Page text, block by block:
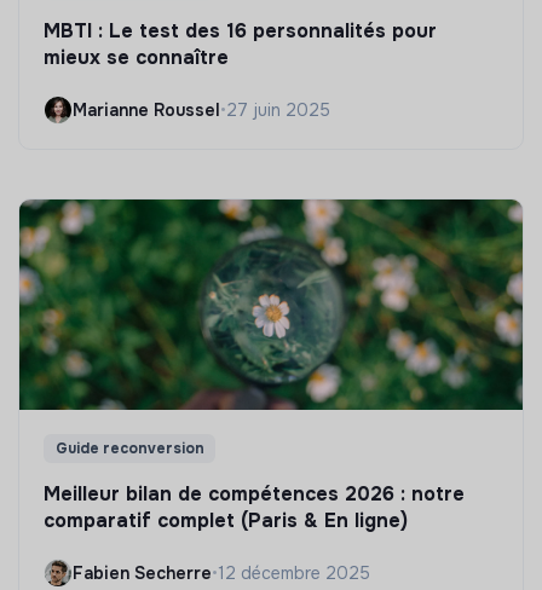
MBTI : Le test des 16 personnalités pour
mieux se connaître
Marianne Roussel•27 juin 2025
Guide reconversion
Meilleur bilan de compétences 2026 : notre
comparatif complet (Paris & En ligne)
Fabien Secherre•12 décembre 2025